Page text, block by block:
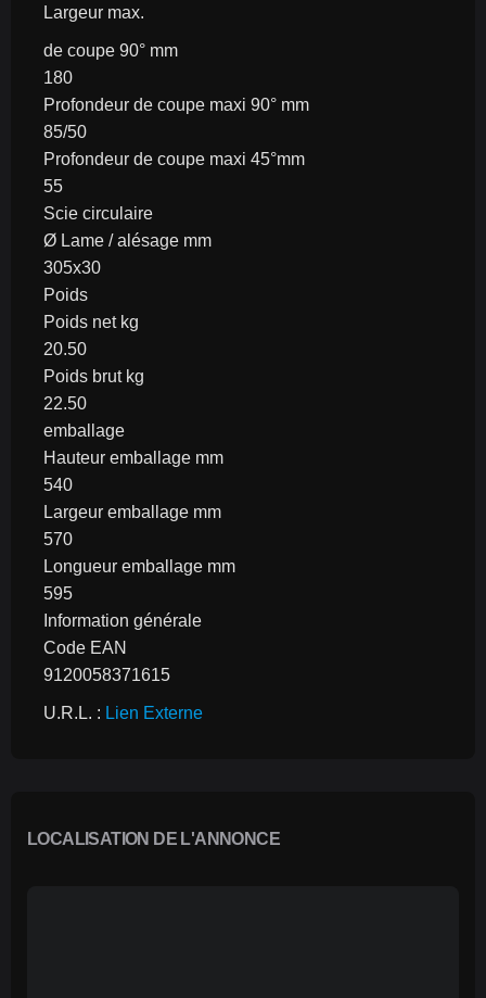
Largeur max.
de coupe 90° mm
180
Profondeur de coupe maxi 90° mm
85/50
Profondeur de coupe maxi 45°mm
55
Scie circulaire
Ø Lame / alésage mm
305x30
Poids
Poids net kg
20.50
Poids brut kg
22.50
emballage
Hauteur emballage mm
540
Largeur emballage mm
570
Longueur emballage mm
595
Information générale
Code EAN
9120058371615
U.R.L. : Lien Externe
LOCALISATION DE L'ANNONCE